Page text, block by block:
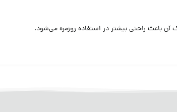
آن باعث راحتی بیشتر در استفاده روزمره می‌شود.